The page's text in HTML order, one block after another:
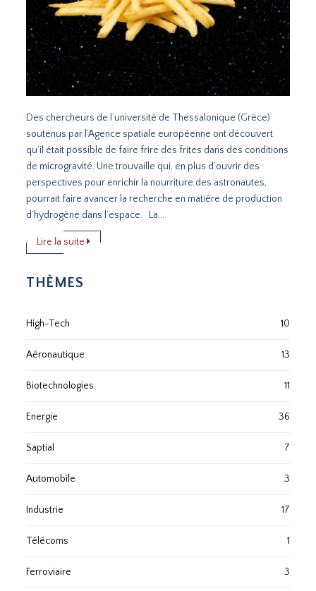
Des chercheurs de l’université de Thessalonique (Grèce)
soutenus par l’Agence spatiale européenne ont découvert
qu’il était possible de faire frire des frites dans des conditions
de microgravité. Une trouvaille qui, en plus d’ouvrir des
perspectives pour enrichir la nourriture des astronautes,
pourrait faire avancer la recherche en matière de production
d’hydrogène dans l’espace. La...
Lire la suite
THÈMES
High-Tech 10
Aéronautique 13
Biotechnologies 11
Energie 36
Saptial 7
Automobile 3
Industrie 17
Télécoms 1
Ferroviaire 3